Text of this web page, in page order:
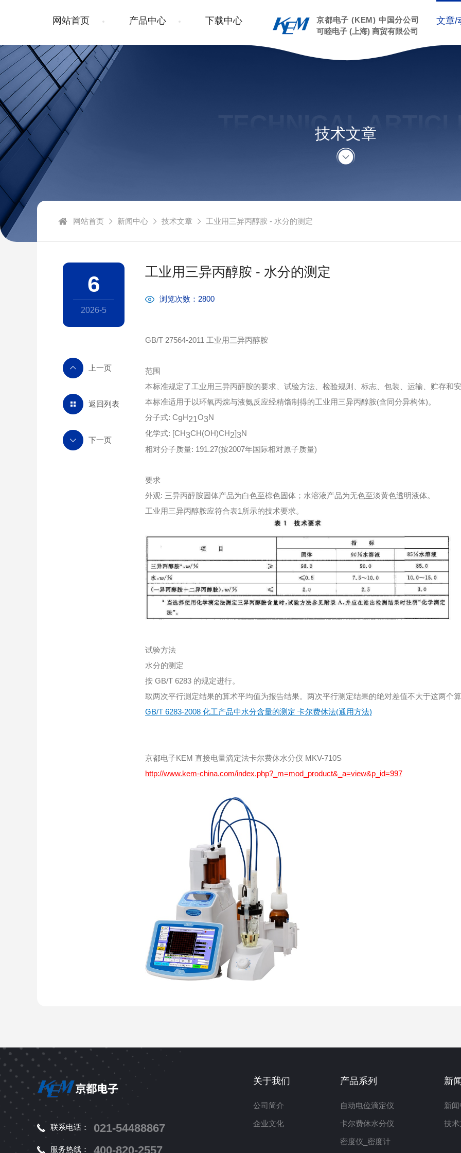
京都电子 (KEM) 中国分公司
可睦电子 (上海) 商贸有限公司
网站首页 产品中心 下载中心 文章/
TECHNICAL
技术文章
网站首页 新闻中心 技术文章 工业用三异丙醇胺 - 水分的测定
工业用三异丙醇胺 - 水分的测定
浏览次数：2800
GB/T 27564-2011 工业用三异丙醇胺
范围
本标准规定了工业用三异丙醇胺的要求、试验方法、检验规则、标志、包装、运输、贮存和
本标准适用于以环氧丙烷与液氨反应经精馏制得的工业用三异丙醇胺(含同分异构体)。
分子式: C9H21O3N
化学式: [CH3CH(OH)CH2]3N
相对分子质量: 191.27(按2007年国际相对原子质量)
要求
外观: 三异丙醇胺固体产品为白色至棕色固体；水溶液产品为无色至淡黄色透明液体。
工业用三异丙醇胺应符合表1所示的技术要求。
试验方法
水分的测定
按 GB/T 6283 的规定进行。
取两次平行测定结果的算术平均值为报告结果。两次平行测定结果的绝对差值不大于这两个
GB/T 6283-2008 化工产品中水分含量的测定 卡尔费休法(通用方法)
京都电子KEM 直接电量滴定法卡尔费休水分仪 MKV-710S
http://www.kem-china.com/index.php?_m=mod_product&_a=view&p_id=997
6
2026-5
返回列表
联系电话： 021-54488867
服务热线： 400-820-2557
关于我们
公司简介
企业文化
产品系列
自动电位滴定仪
卡尔费休水分仪
密度仪_密度计
新
新
技术